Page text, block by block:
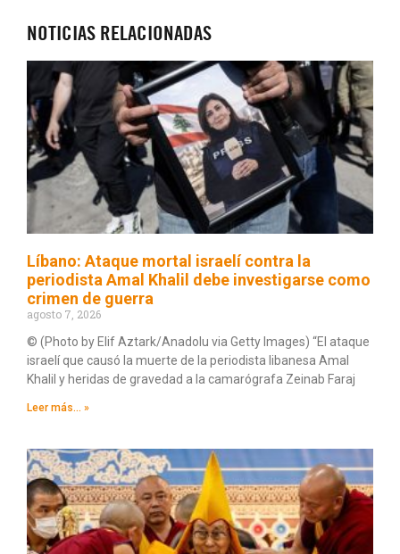
NOTICIAS RELACIONADAS
Líbano: Ataque mortal israelí contra la
periodista Amal Khalil debe investigarse como
crimen de guerra
agosto 7, 2026
© (Photo by Elif Aztark/Anadolu via Getty Images) “El ataque
israelí que causó la muerte de la periodista libanesa Amal
Khalil y heridas de gravedad a la camarógrafa Zeinab Faraj
Leer más... »